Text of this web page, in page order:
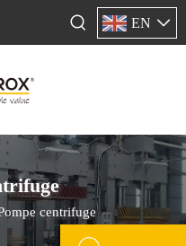
EN
centrifuge